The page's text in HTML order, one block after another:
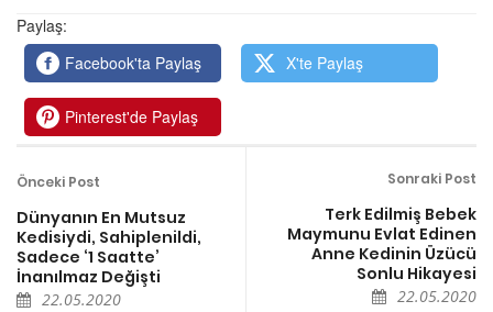
Paylaş:
Facebook'ta Paylaş
X'te Paylaş
Pinterest'de Paylaş
Önceki Post
Dünyanın En Mutsuz
Kedisiydi, Sahiplenildi,
Sadece ‘1 Saatte’
İnanılmaz Değişti
22.05.2020
Sonraki Post
Terk Edilmiş Bebek
Maymunu Evlat Edinen
Anne Kedinin Üzücü
Sonlu Hikayesi
22.05.2020